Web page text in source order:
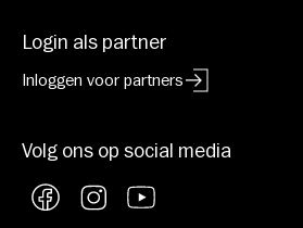
Login als partner
Inloggen voor partners
Volg ons op social media
FacebookInstagramYouTube